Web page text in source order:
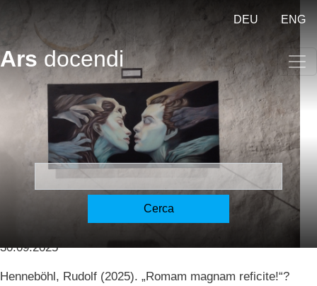
Cerca
DEU ENG
Ars docendi
„Romam magnam reficite!“?
- „Make Rome great again!“?
[Henneböhl]
30.09.2025
Henneböhl, Rudolf (2025). „Romam magnam reficite!“?